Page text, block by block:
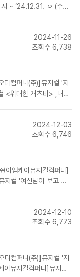
~ ‘24.12.31. ㅇ (수행)
2024-11-26
조회수 6,738
컴퍼니(주)]뮤지컬 '지
<위대한 개츠비> ,내년
2024-12-03
조회수 6,746
엠케이뮤지컬컴퍼니]
지컬 '여신님이 보고 계
2024-12-10
조회수 6,773
컴퍼니(주)]뮤지컬 '지
뮤지컬컴퍼니]뮤지컬